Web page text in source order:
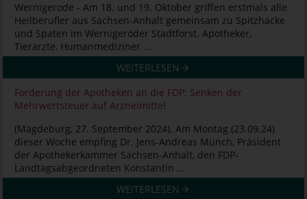
Wernigerode - Am 18. und 19. Oktober griffen erstmals alle
Heilberufler aus Sachsen-Anhalt gemeinsam zu Spitzhacke
und Spaten im Wernigeröder Stadtforst. Apotheker,
Tierärzte, Humanmediziner ...
WEITERLESEN
Forderung der Apotheken an die FDP: Senken der
Mehrwertsteuer auf Arzneimittel
(Magdeburg, 27. September 2024). Am Montag (23.09.24)
dieser Woche empfing Dr. Jens-Andreas Münch, Präsident
der Apothekerkammer Sachsen-Anhalt, den FDP-
Landtagsabgeordneten Konstantin ...
WEITERLESEN